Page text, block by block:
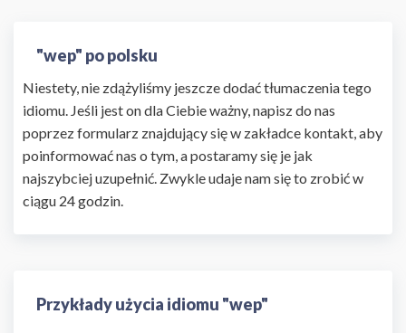
"wep" po polsku
Niestety, nie zdążyliśmy jeszcze dodać tłumaczenia tego
idiomu. Jeśli jest on dla Ciebie ważny, napisz do nas
poprzez formularz znajdujący się w zakładce kontakt, aby
poinformować nas o tym, a postaramy się je jak
najszybciej uzupełnić. Zwykle udaje nam się to zrobić w
ciągu 24 godzin.
Przykłady użycia idiomu "wep"